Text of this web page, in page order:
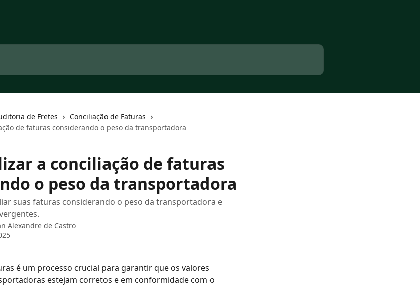
de Fretes
Conciliação de Faturas
de faturas considerando o peso da transportadora
a conciliação de faturas
o peso da transportadora
suas faturas considerando o peso da transportadora e
Alexandre de Castro
estejam corretos e em conformidade com o